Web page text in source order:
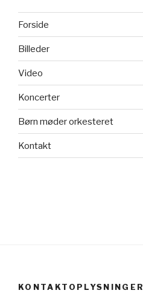
Forside
Billeder
Video
Koncerter
Børn møder orkesteret
Kontakt
KONTAKTOPLYSNINGER